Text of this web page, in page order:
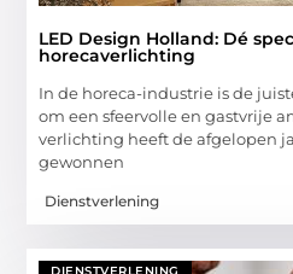
LED Design Holland: Dé
horecaverlichting
In de horeca-industrie is de
om een sfeervolle en gastvrije
verlichting heeft de afgelopen
gewonnen
Dienstverlening